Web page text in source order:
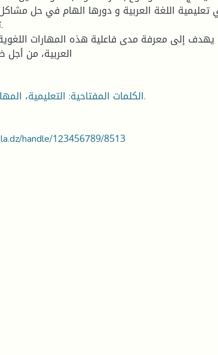
تعليمية اللغة العربية و دورها الهام في حل مشاكل
يهدف إلى معرفة مدى فاعلية هذه المهارات
العربية، من
الكلمات المفتاحية: التعليمية، المهارات اللغوية، المطالعة.
handle/123456789/8513